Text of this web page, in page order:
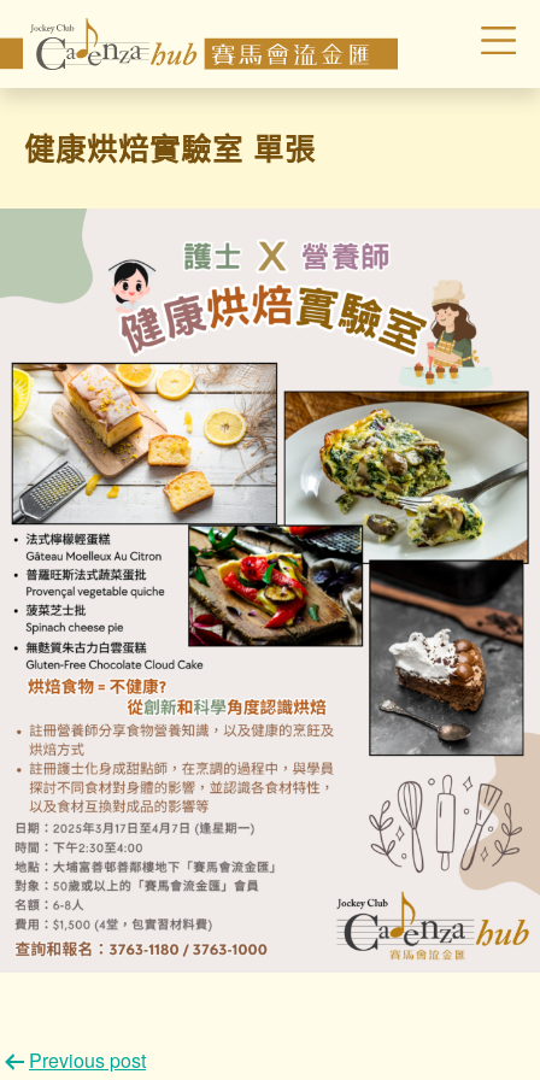
健康烘焙實驗室 單張
文Previous post